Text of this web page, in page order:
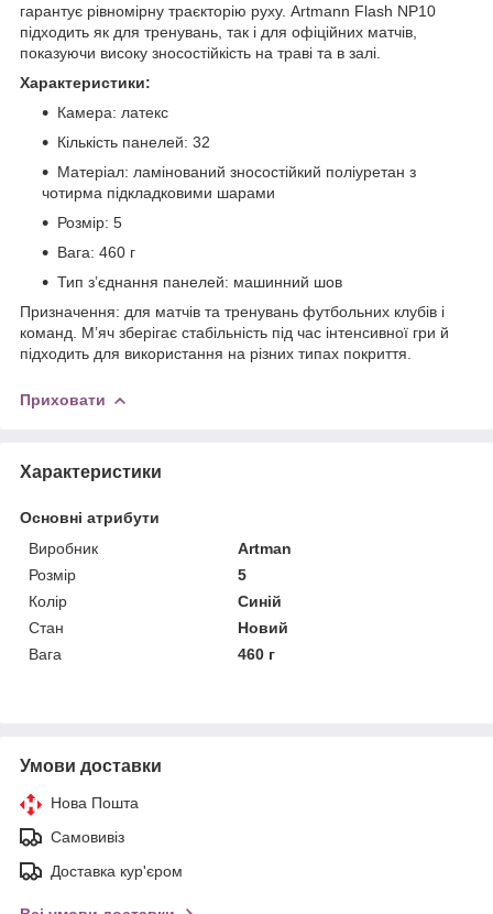
гарантує рівномірну траєкторію руху. Artmann Flash NP10
підходить як для тренувань, так і для офіційних матчів,
показуючи високу зносостійкість на траві та в залі.
Характеристики:
Камера: латекс
Кількість панелей: 32
Матеріал: ламінований зносостійкий поліуретан з
чотирма підкладковими шарами
Розмір: 5
Вага: 460 г
Тип з’єднання панелей: машинний шов
Призначення: для матчів та тренувань футбольних клубів і
команд. М’яч зберігає стабільність під час інтенсивної гри й
підходить для використання на різних типах покриття.
Приховати
Характеристики
Основні атрибути
Виробник
Artman
Розмір
5
Колір
Синій
Стан
Новий
Вага
460 г
Умови доставки
Нова Пошта
Самовивіз
Доставка кур'єром